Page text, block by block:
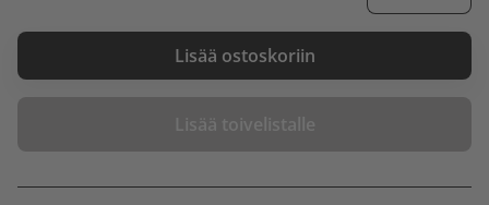
Lisää ostoskoriin
Lisää toivelistalle